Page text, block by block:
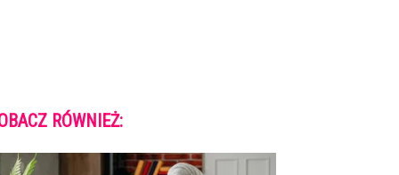
RÓWNIEŻ: